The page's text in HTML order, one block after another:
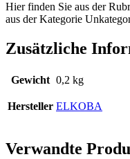
Hier finden Sie aus der
aus der Kategorie
Zusätzliche
Gewicht 0,2 kg
Hersteller ELKOBA
Verwandte